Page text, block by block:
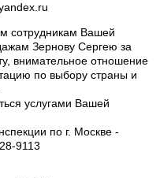
сотрудникам Вашей
Зернову Сергею за
внимательное отношение
по выбору страны и
услугами Вашей
по г. Москве -
9113